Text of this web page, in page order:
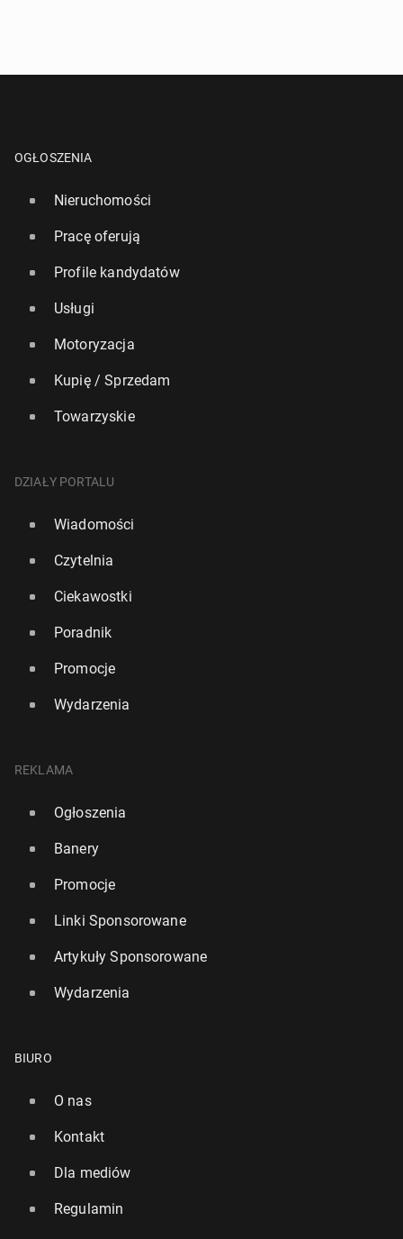
OGŁOSZENIA
Nieruchomości
Pracę oferują
Profile kandydatów
Usługi
Motoryzacja
Kupię / Sprzedam
Towarzyskie
DZIAŁY PORTALU
Wiadomości
Czytelnia
Ciekawostki
Poradnik
Promocje
Wydarzenia
REKLAMA
Ogłoszenia
Banery
Promocje
Linki Sponsorowane
Artykuły Sponsorowane
Wydarzenia
BIURO
O nas
Kontakt
Dla mediów
Regulamin